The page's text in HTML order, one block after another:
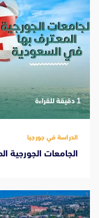
‫1 دقيقة للقراءة
الدراسة في جورجيا
الجامعات الجورجية